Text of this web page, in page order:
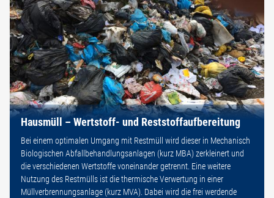
Hausmüll – Wertstoff- und Reststoffaufbereitung
Bei einem optimalen Umgang mit Restmüll wird dieser in Mechanisch
Biologischen Abfallbehandlungsanlagen (kurz MBA) zerkleinert und
die verschiedenen Wertstoffe voneinander getrennt. Eine weitere
Nutzung des Restmülls ist die thermische Verwertung in einer
Müllverbrennungsanlage (kurz MVA). Dabei wird die frei werdende